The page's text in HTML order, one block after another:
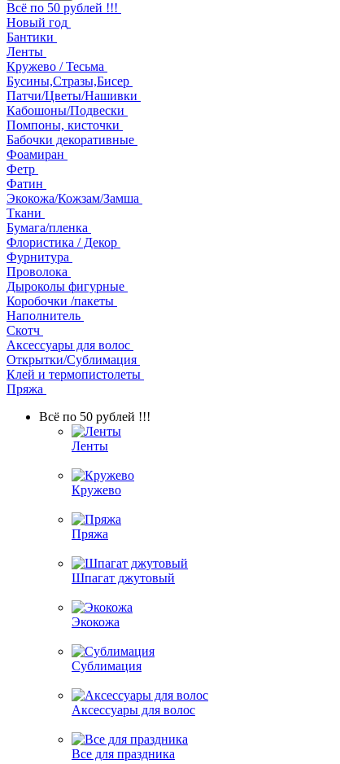
Всё по 50 рублей !!!
Новый год
Бантики
Ленты
Кружево / Тесьма
Бусины,Стразы,Бисер
Патчи/Цветы/Нашивки
Кабошоны/Подвески
Помпоны, кисточки
Бабочки декоративные
Фоамиран
Фетр
Фатин
Экокожа/Кожзам/Замша
Ткани
Бумага/пленка
Флористика / Декор
Фурнитура
Проволока
Дыроколы фигурные
Коробочки /пакеты
Наполнитель
Скотч
Аксессуары для волос
Открытки/Сублимация
Клей и термопистолеты
Пряжа
Всё по 50 рублей !!!
Ленты
Кружево
Пряжа
Шпагат джутовый
Экокожа
Сублимация
Аксессуары для волос
Все для праздника